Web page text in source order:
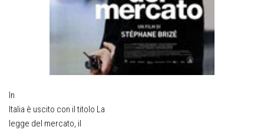
In
Italia è uscito con il titolo La
legge del mercato, il